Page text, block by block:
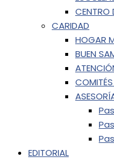
CENTRO
CARIDAD
HOGAR
BUEN
EDITORIAL